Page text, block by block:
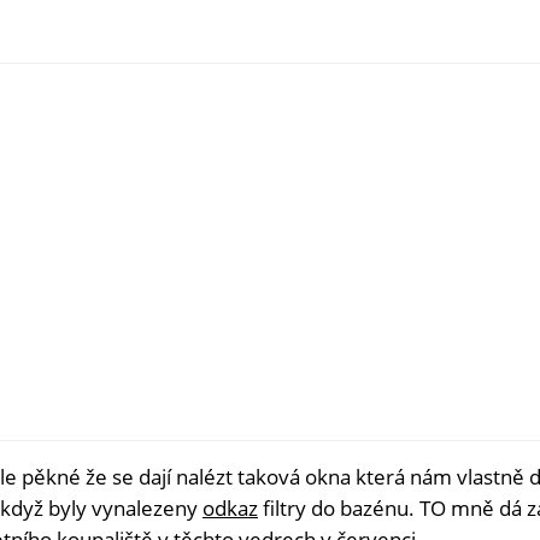
pěkné že se dají nalézt taková okna která nám vlastně
byly vynalezeny odkazfiltry do bazénu. TO mně dá